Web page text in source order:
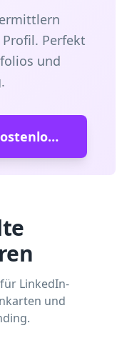
Perfekt
und
Erstellen Sie einen kostenlosen Lebenslauf-QR-Code
LinkedIn-
und